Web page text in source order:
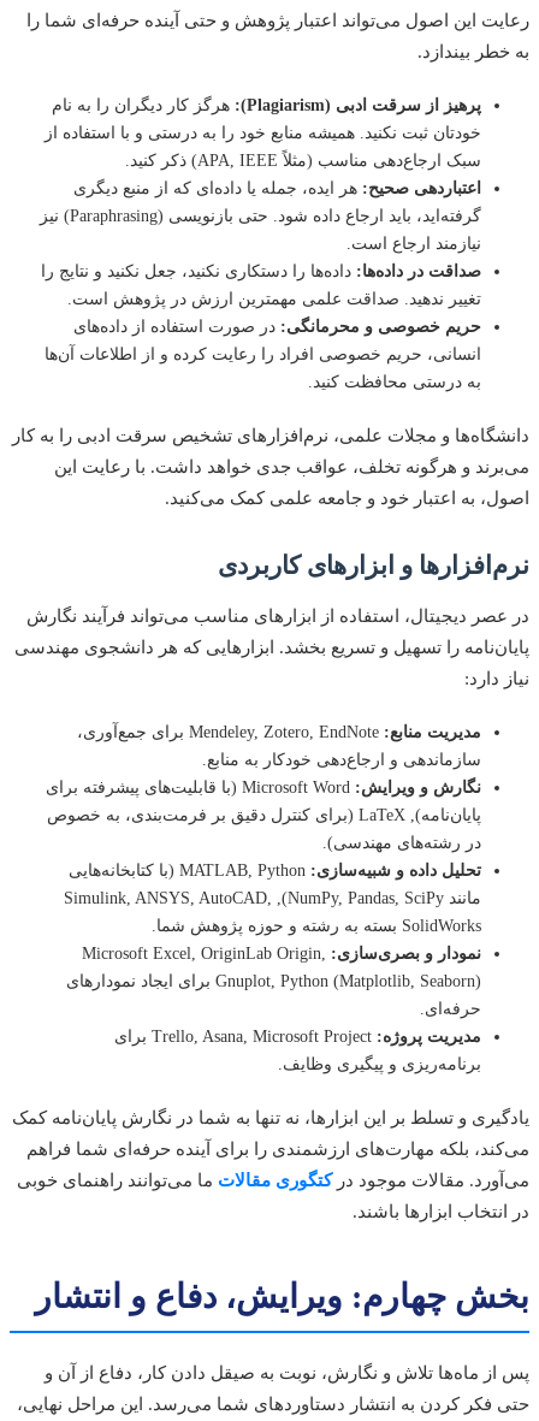
این اصول می‌تواند اعتبار پژوهش و حتی آینده حرفه‌ای شما را
بیندازد.
پرهیز از سرقت ادبی (Plagiarism):
هرگز کار دیگران را به نام
خودتان ثبت نکنید. همیشه منابع خود را به درستی و با استفاده از
سبک ارجاع‌دهی مناسب (مثلاً APA, IEEE) ذکر کنید.
اعتباردهی صحیح:هر ایده، جمله یا داده‌ای که از منبع دیگری
گرفته‌اید، باید ارجاع داده شود. حتی بازنویسی (Paraphrasing) نیز
نیازمند ارجاع است.
صداقت در داده‌ها: داده‌ها را دستکاری نکنید، جعل نکنید و نتایج را
تغییر ندهید. صداقت علمی مهمترین ارزش در پژوهش است.
حریم خصوصی و محرمانگی:در صورت استفاده از داده‌های
انسانی، حریم خصوصی افراد را رعایت کرده و از اطلاعات آن‌ها
به درستی محافظت کنید.
و مجلات علمی، نرم‌افزارهای تشخیص سرقت ادبی را به کار
و هرگونه تخلف، عواقب جدی خواهد داشت. با رعایت این
به اعتبار خود و جامعه علمی کمک می‌کنید.
و ابزارهای کاربردی
دیجیتال، استفاده از ابزارهای مناسب می‌تواند فرآیند نگارش
را تسهیل و تسریع بخشد. ابزارهایی که هر دانشجوی مهندسی
مدیریت منابع:
Mendeley, Zotero, EndNote برای جمع‌آوری،
سازماندهی و ارجاع‌دهی خودکار به منابع.
نگارش و ویرایش:
Microsoft Word (با قابلیت‌های پیشرفته برای
پایان‌نامه), LaTeX (برای کنترل دقیق بر فرمت‌بندی، به خصوص
در رشته‌های مهندسی).
تحلیل داده و شبیه‌سازی:
MATLAB, Python (با کتابخانه‌هایی
مانند NumPy, Pandas, SciPy), Simulink, ANSYS, AutoCAD,
SolidWorks بسته به رشته و حوزه پژوهش شما.
نمودار و بصری‌سازی: Microsoft Excel, OriginLab Origin,
Gnuplot, Python (Matplotlib, Seaborn) برای ایجاد نمودارهای
حرفه‌ای.
مدیریت پروژه:
Trello, Asana, Microsoft Project برای
برنامه‌ریزی و پیگیری وظایف.
و تسلط بر این ابزارها، نه تنها به شما در نگارش پایان‌نامه کمک
بلکه مهارت‌های ارزشمندی را برای آینده حرفه‌ای شما فراهم
مقالات موجود درکتگوری مقالاتما می‌توانند راهنمای خوبی
ابزارها باشند.
چهارم: ویرایش، دفاع و انتشار
ماه‌ها تلاش و نگارش، نوبت به صیقل دادن کار، دفاع از آن و
کردن به انتشار دستاوردهای شما می‌رسد. این مراحل نهایی،